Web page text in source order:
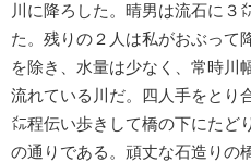
川に降ろした。晴男は流石に３
た。残りの２人は私がおぶって
を除き、水量は少なく、常時川
流れている川だ。四人手をとり
㍍程伝い歩きして橋の下にたど
の通りである。頑丈な石造りの